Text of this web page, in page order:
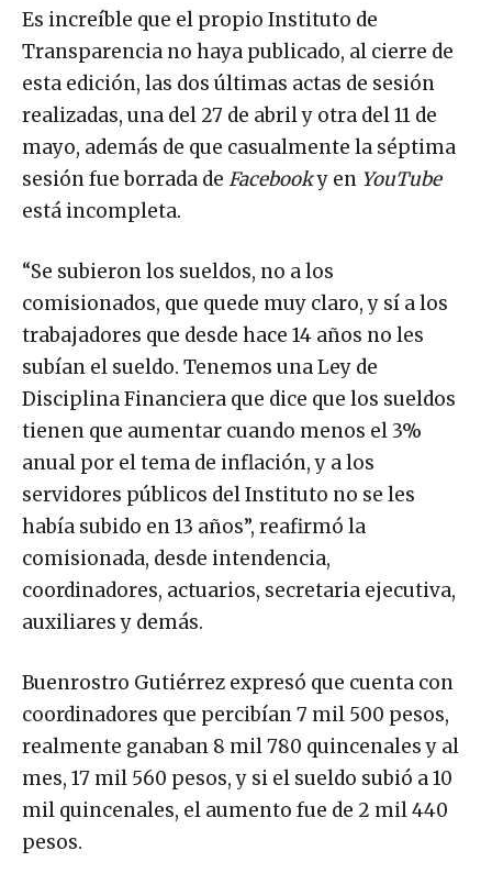
Es increíble que el propio Instituto de
Transparencia no haya publicado, al cierre de
esta edición, las dos últimas actas de sesión
realizadas, una del 27 de abril y otra del 11 de
mayo, además de que casualmente la séptima
sesión fue borrada de Facebooky en YouTube
está incompleta.
“Se subieron los sueldos, no a los
comisionados, que quede muy claro, y sí a los
trabajadores que desde hace 14 años no les
subían el sueldo. Tenemos una Ley de
Disciplina Financiera que dice que los sueldos
tienen que aumentar cuando menos el 3%
anual por el tema de inflación, y a los
servidores públicos del Instituto no se les
había subido en 13 años”, reafirmó la
comisionada, desde intendencia,
coordinadores, actuarios, secretaria ejecutiva,
auxiliares y demás.
Buenrostro Gutiérrez expresó que cuenta con
coordinadores que percibían 7 mil 500 pesos,
realmente ganaban 8 mil 780 quincenales y al
mes, 17 mil 560 pesos, y si el sueldo subió a 10
mil quincenales, el aumento fue de 2 mil 440
pesos.